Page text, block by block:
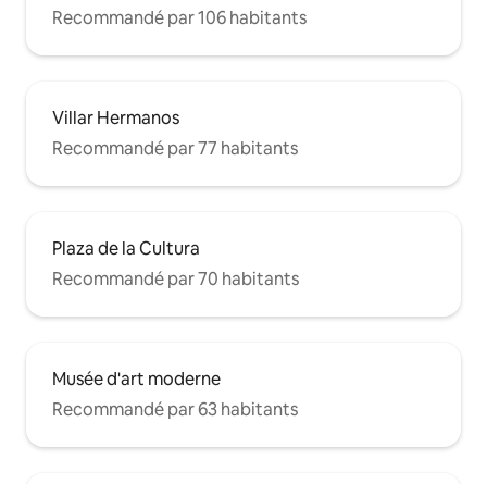
Recommandé par 106 habitants
Villar Hermanos
Recommandé par 77 habitants
Plaza de la Cultura
Recommandé par 70 habitants
Musée d'art moderne
Recommandé par 63 habitants